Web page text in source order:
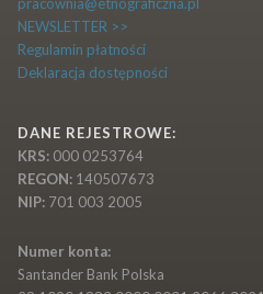
NEWSLETTER >>
Regulamin płatności
Deklaracja dostępności
DANE REJESTROWE:
KRS:000 0253764
REGON:140507673
NIP:701 003 2005
Numer konta:
Santander Bank Polska